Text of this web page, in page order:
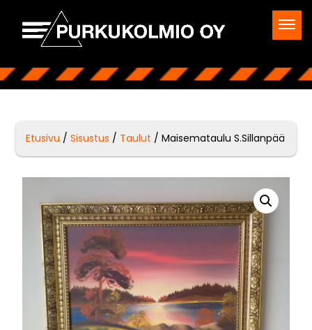
Etusivu /Sisustus / Taulut / Maisemataulu S.Sillanpää